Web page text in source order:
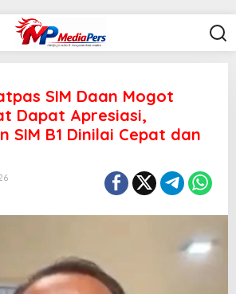
SIM Daan Mogot
Dapat Apresiasi,
SIM B1 Dinilai Cepat dan